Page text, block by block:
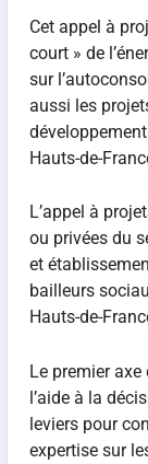
Cet appel à
court » de
sur
aussi les
Hauts-de-
L’appel à
ou privées du
et
bailleurs
Hauts-de-
Le premier axe
l’aide à la
leviers pour
expertise sur